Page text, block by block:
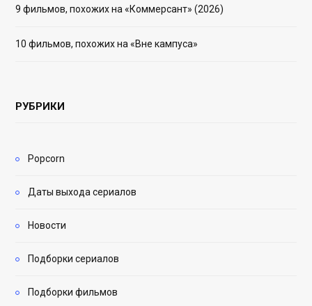
9 фильмов, похожих на «Коммерсант» (2026)
10 фильмов, похожих на «Вне кампуса»
РУБРИКИ
Popcorn
Даты выхода сериалов
Новости
Подборки сериалов
Подборки фильмов